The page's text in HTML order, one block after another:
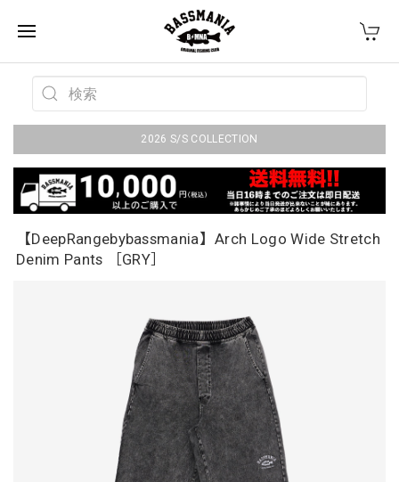
2026 S/S COLLECTION
【DeepRangebybassmania】Arch Logo Wide Stretch
Denim Pants ［GRY］